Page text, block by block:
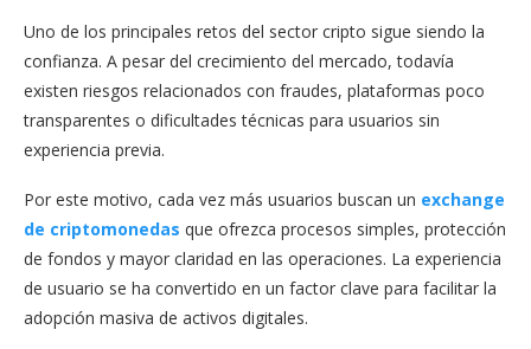
Uno de los principales retos del sector cripto sigue siendo la
confianza. A pesar del crecimiento del mercado, todavía
existen riesgos relacionados con fraudes, plataformas poco
transparentes o dificultades técnicas para usuarios sin
experiencia previa.
Por este motivo, cada vez más usuarios buscan un exchange
de criptomonedas que ofrezca procesos simples, protección
de fondos y mayor claridad en las operaciones. La experiencia
de usuario se ha convertido en un factor clave para facilitar la
adopción masiva de activos digitales.